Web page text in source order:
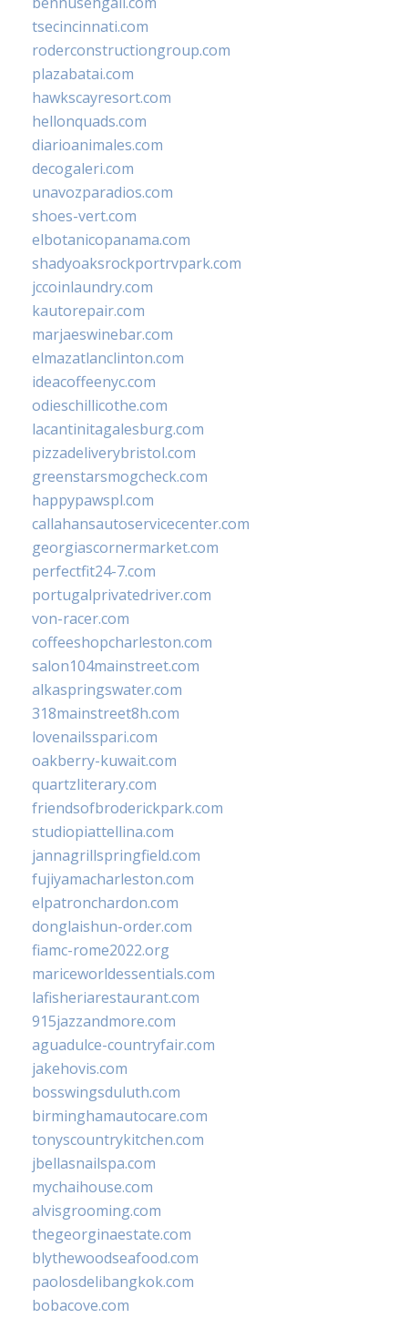
tsecincinnati.com
roderconstructiongroup.com
plazabatai.com
hawkscayresort.com
hellonquads.com
diarioanimales.com
decogaleri.com
unavozparadios.com
shoes-vert.com
elbotanicopanama.com
shadyoaksrockportrvpark.com
jccoinlaundry.com
kautorepair.com
marjaeswinebar.com
elmazatlanclinton.com
ideacoffeenyc.com
odieschillicothe.com
lacantinitagalesburg.com
pizzadeliverybristol.com
greenstarsmogcheck.com
happypawspl.com
callahansautoservicecenter.com
georgiascornermarket.com
perfectfit24-7.com
portugalprivatedriver.com
von-racer.com
coffeeshopcharleston.com
salon104mainstreet.com
alkaspringswater.com
318mainstreet8h.com
lovenailsspari.com
oakberry-kuwait.com
quartzliterary.com
friendsofbroderickpark.com
studiopiattellina.com
jannagrillspringfield.com
fujiyamacharleston.com
elpatronchardon.com
donglaishun-order.com
fiamc-rome2022.org
mariceworldessentials.com
lafisheriarestaurant.com
915jazzandmore.com
aguadulce-countryfair.com
jakehovis.com
bosswingsduluth.com
birminghamautocare.com
tonyscountrykitchen.com
jbellasnailspa.com
mychaihouse.com
alvisgrooming.com
thegeorginaestate.com
blythewoodseafood.com
paolosdelibangkok.com
bobacove.com